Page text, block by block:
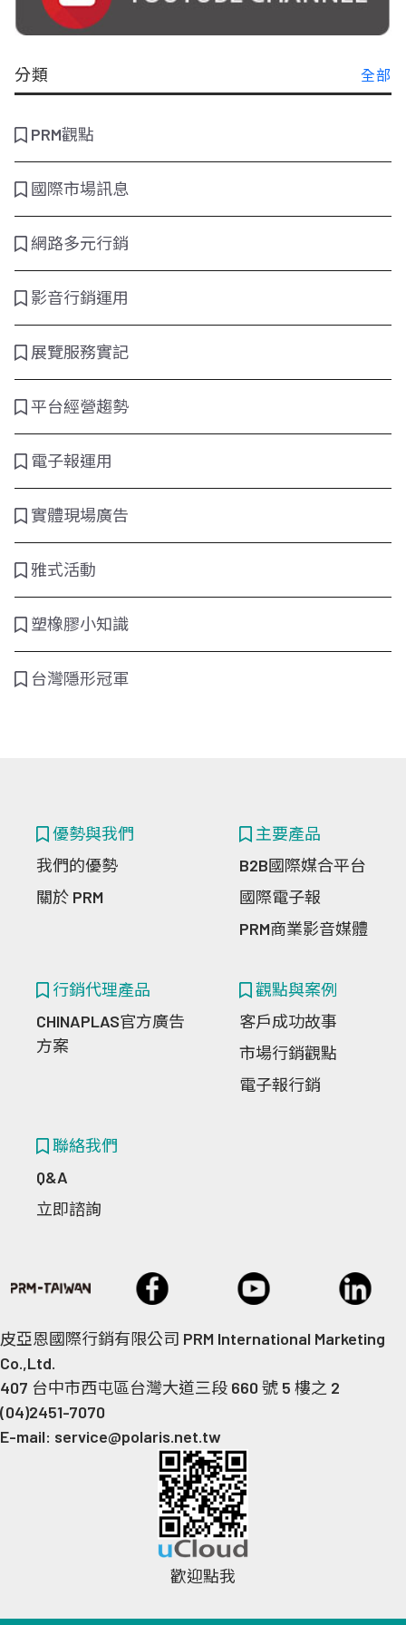
分類 全部
PRM觀點
國際市場訊息
網路多元行銷
影音行銷運用
展覽服務實記
平台經營趨勢
電子報運用
實體現場廣告
雅式活動
塑橡膠小知識
台灣隱形冠軍
優勢與我們
我們的優勢
關於 PRM
主要產品
B2B國際媒合平台
國際電子報
PRM商業影音媒體
行銷代理產品
CHINAPLAS官方廣告
方案
觀點與案例
客戶成功故事
市場行銷觀點
電子報行銷
聯絡我們
Q&A
立即諮詢
皮亞恩國際行銷有限公司 PRM International Marketing
Co.,Ltd.
407 台中市西屯區台灣大道三段 660 號 5 樓之 2
(04)2451-7070
E-mail: service@polaris.net.tw
歡迎點我